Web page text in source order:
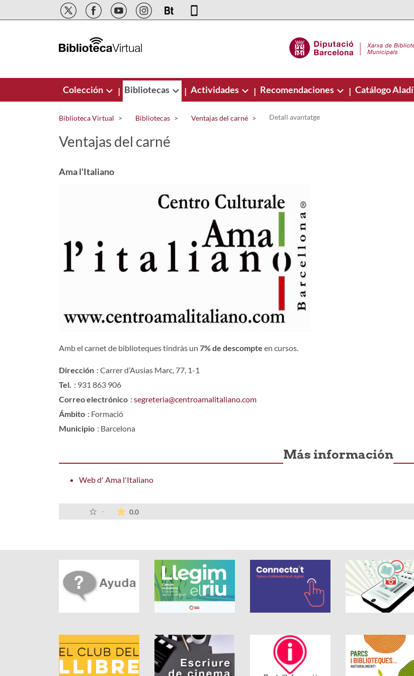
Saltar al contenido principal
Colección | Bibliotecas | Actividades | Recomendaciones | Catálogo Aladí
Biblioteca Virtual Bibliotecas Ventajas del carné Detall avantatge
Ventajas del carné
Ama l'Italiano
Amb el carnet de biblioteques tindràs un 7% de descompte en cursos.
Dirección : Carrer d’Ausias Marc, 77, 1-1
Tel. : 931 863 906
Correo electrónico : segreteria@centroamalitaliano.com
Ámbito : Formació
Municipio : Barcelona
Más información
Web d' Ama l'Italiano
- 0.0La valoración media es de 0 estrellas de 5.